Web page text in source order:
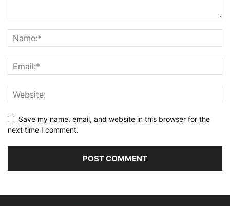
Save my name, email, and website in this browser for the
next time I comment.